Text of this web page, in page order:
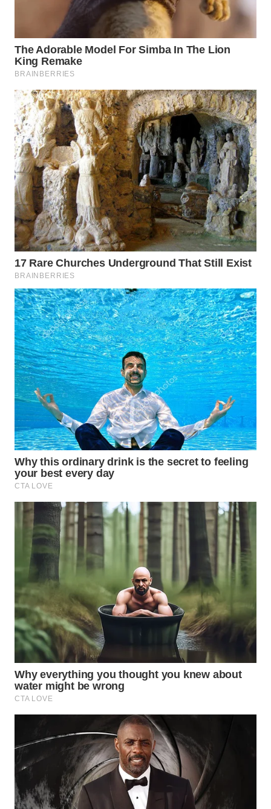
WN DELI
SERDANG
WN
TEBING
TINGGI
WN
PAKPAK
WN
KARAWANG
WN
WN
BOGOR
WN
DEPOK
WN
TAPANULI
UTARA
WN
SAMOSIR
WN
LAWAS
WN
SUMEDANG
WN
CIANJUR
WN
KEPULAUAN
SERIBU
WN
TANGERANG
BINJAI
CIREBON